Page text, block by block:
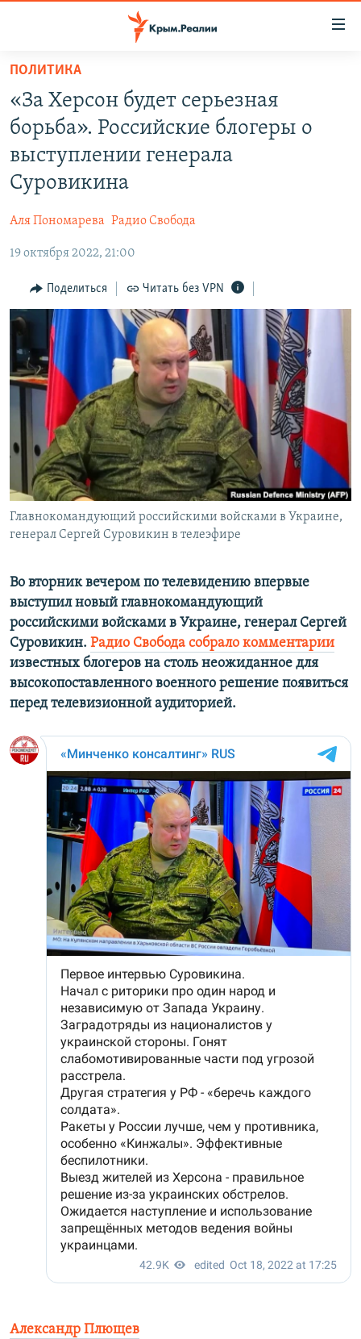
Вернуться
основному
содержанию
Вернутся
главной
Вернутся
СПЕЦПРОЕКТЫ
ВОДА
ИСТОРИЯ
ИНТЕРАКТИВ
ИНФОГРАФИКА
ТЕЛЕПРОЕКТ КРЫМ.РЕАЛИИ
СОВЕТЫ ПРАВОЗАЩИТНИКОВ
ПРОПАВШИЕ БЕЗ ВЕСТИ
ПОБЕДИТЕЛЕЙ НЕ СУДЯТ?
КРЫМ.НЕПОКОРЕННЫЙ
ELIFBE
УКРАИНСКАЯ ПРОБЛЕМА КРЫМА
РАДІО СВОБОДА
КАК ОБОЙТИ БЛОКИРОВКУ
Qırımtatar
ПРИСОЕДИНЯЙТЕСЬ!
Все сайты RFE/RL
ПОЛИТИКА
«За Херсон будет серьезная
борьба». Российские блогеры о
выступлении генерала
Суровикина
Аля Пономарева Радио Свобода
19 октября 2022, 21:00
Поделиться Читать без VPN
Главнокомандующий российскими войсками в Украине,
генерал Сергей Суровикин в телеэфире
Во вторник вечером по телевидению впервые
выступил новый главнокомандующий
российскими войсками в Украине, генерал Сергей
Суровикин. Радио Свобода собрало комментарии
известных блогеров на столь неожиданное для
высокопоставленного военного решение появиться
перед телевизионной аудиторией.
Александр Плющев